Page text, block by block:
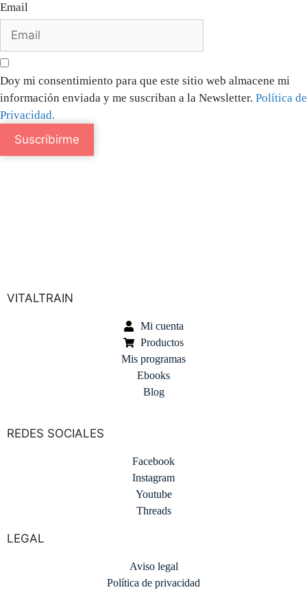
Email
Doy mi consentimiento para que este sitio web almacene mi
información enviada y me suscriban a la Newsletter. Política de
Privacidad.
Suscribirme
VITALTRAIN
Mi cuenta
Productos
Mis programas
Ebooks
Blog
REDES SOCIALES
Facebook
Instagram
Youtube
Threads
LEGAL
Aviso legal
Política de privacidad